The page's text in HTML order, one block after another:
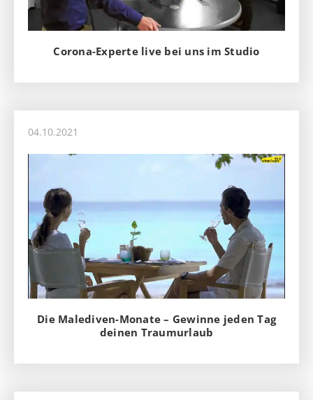
Corona-Experte live bei uns im Studio
04.10.2021
Die Malediven-Monate – Gewinne jeden Tag
deinen Traumurlaub